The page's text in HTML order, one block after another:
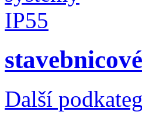
Další